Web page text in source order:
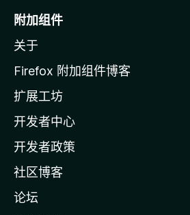
o
i
l
a
主
页
附加组件
关于
Firefox 附加组件博客
扩展工坊
开发者中心
开发者政策
社区博客
论坛